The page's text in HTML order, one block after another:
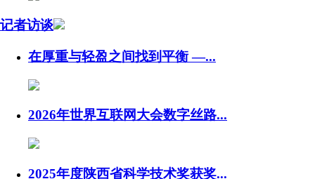
记者访谈
在厚重与轻盈之间找到平衡 —...
2026年世界互联网大会数字丝路...
2025年度陕西省科学技术奖获奖...